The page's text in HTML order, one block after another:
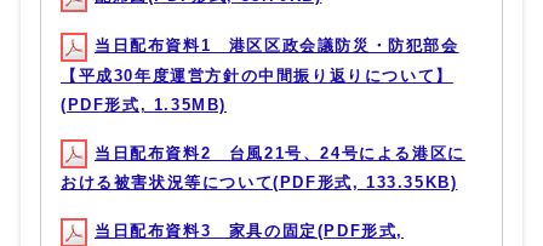
当日配布資料1 港区区政会議防災・防犯部会
【平成30年度運営方針の中間振り返りについて】
(PDF形式, 1.35MB)
当日配布資料2 台風21号、24号による港区に
おける被害状況等について(PDF形式, 133.35KB)
当日配布資料3 家具の固定(PDF形式,